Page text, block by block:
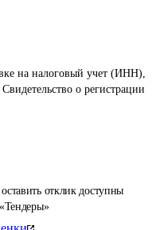
отклик доступны
на налоговый учет (ИНН),
о регистрации